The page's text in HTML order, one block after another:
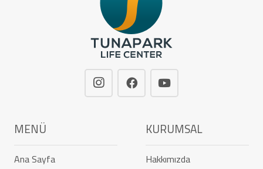
MENÜ
Ana Sayfa
KURUMSAL
Hakkımızda